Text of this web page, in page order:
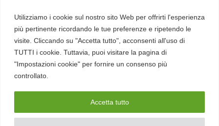
Utilizziamo i cookie sul nostro sito Web per offrirti l'esperienza
più pertinente ricordando le tue preferenze e ripetendo le
visite. Cliccando su "Accetta tutto", acconsenti all'uso di
TUTTI i cookie. Tuttavia, puoi visitare la pagina di
"Impostazioni cookie" per fornire un consenso più
controllato.
Accetta tutto
Eventi
Fumetto Cyber
Newsletter
Servizi
Pubblicità
English
Ultime CVE critiche
2026 – REDHOTCYBER Srl. Tutti i diritti riservati